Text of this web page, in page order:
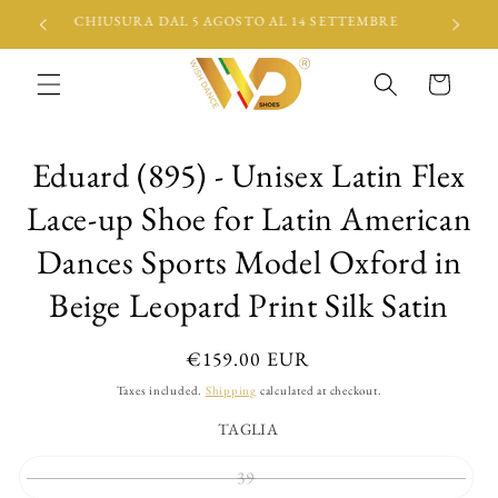
Skip to
content
CHIUSURA DAL 5 AGOSTO AL 14 SETTEMBRE
Cart
Skip to
product
Eduard (895) - Unisex Latin Flex
Lace-up Shoe for Latin American
Dances Sports Model Oxford in
Beige Leopard Print Silk Satin
Regular
price
€159.00 EUR
Taxes included. Shipping calculated at checkout.
TAGLIA
39Variant